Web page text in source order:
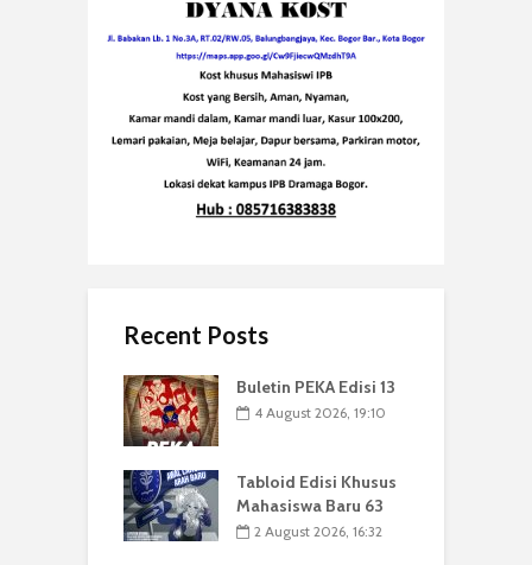
Recent Posts
Buletin PEKA Edisi 13
4 August 2026, 19:10
Tabloid Edisi Khusus
Mahasiswa Baru 63
2 August 2026, 16:32